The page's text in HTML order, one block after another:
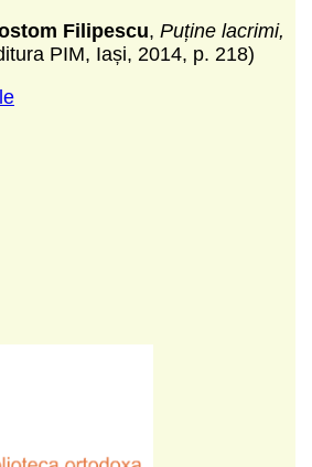
Filipescu, Puține lacrimi,
PIM, Iași, 2014, p. 218)